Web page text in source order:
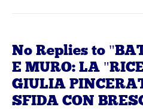
No Replies to
E MURO: LA
GIULIA
SFIDA CON